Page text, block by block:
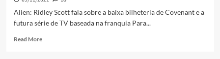
Alien: Ridley Scott fala sobre a baixa bilheteria de Covenant e a
futura série de TV baseada na franquia Para...
Read More